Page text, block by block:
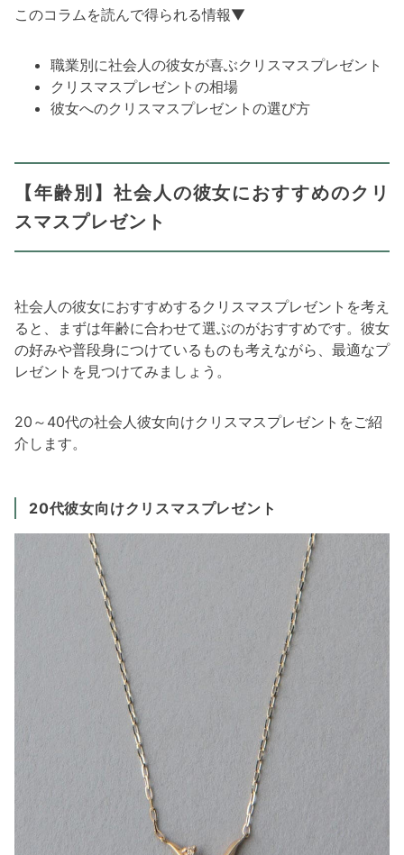
このコラムを読んで得られる情報▼
職業別に社会人の彼女が喜ぶクリスマスプレゼント
クリスマスプレゼントの相場
彼女へのクリスマスプレゼントの選び方
【年齢別】社会人の彼女におすすめのクリ
スマスプレゼント
社会人の彼女におすすめするクリスマスプレゼントを考え
ると、まずは年齢に合わせて選ぶのがおすすめです。彼女
の好みや普段身につけているものも考えながら、最適なプ
レゼントを見つけてみましょう。
20～40代の社会人彼女向けクリスマスプレゼントをご紹
介します。
20代彼女向けクリスマスプレゼント